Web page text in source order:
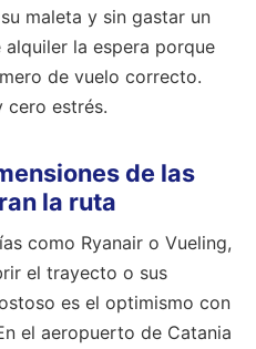
maleta y sin gastar un
la espera porque
de vuelo correcto.
cero estrés.
de las
la ruta
como Ryanair o Vueling,
el trayecto o sus
es el optimismo con
el aeropuerto de Catania